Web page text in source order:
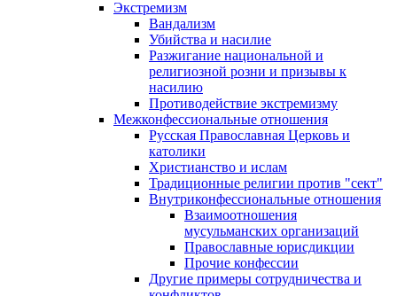
Экстремизм
Вандализм
Убийства и насилие
Разжигание национальной и
религиозной розни и призывы к
насилию
Противодействие экстремизму
Межконфессиональные отношения
Русская Православная Церковь и
католики
Христианство и ислам
Традиционные религии против "сект"
Внутриконфессиональные отношения
Взаимоотношения
мусульманских организаций
Православные юрисдикции
Прочие конфессии
Другие примеры сотрудничества и